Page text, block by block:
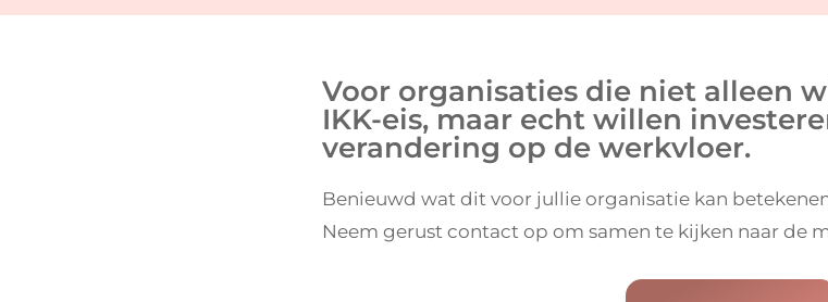
Voor organisaties die niet alleen
IKK-eis, maar echt willen
verandering op de werkvloer.
Benieuwd wat dit voor jullie organisatie kan
Neem gerust contact op om samen te kijken naar de